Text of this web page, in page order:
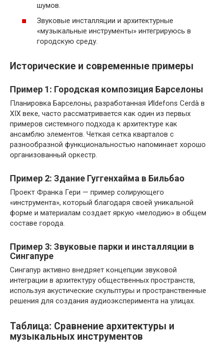
шумов.
Звуковые инсталляции и архитектурные
«музыкальные инструменты» интегрируюсь в
городскую среду.
Исторические и современные примеры
Пример 1: Городская композиция Барселоны
Планировка Барселоны, разработанная Иldefons Cerdà в
XIX веке, часто рассматривается как один из первых
примеров системного подхода к архитектуре как
ансамблю элементов. Четкая сетка кварталов с
разнообразной функциональностью напоминает хорошо
организованный оркестр.
Пример 2: Здание Гуггенхайма в Бильбао
Проект Франка Гери — пример солирующего
«инструмента», который благодаря своей уникальной
форме и материалам создает яркую «мелодию» в общем
составе города.
Пример 3: Звуковые парки и инсталляции в
Сингапуре
Сингапур активно внедряет концепции звуковой
интеграции в архитектуру общественных пространств,
используя акустические скульптуры и пространственные
решения для создания аудиоэксперимента на улицах.
Таблица: Сравнение архитектуры и
музыкальных инструментов